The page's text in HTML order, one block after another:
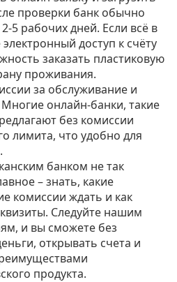
проверки банк обычно
рабочих дней. Если всё в
доступ к счёту
заказать пластиковую
проживания.
за обслуживание и
онлайн‑банки, такие
без комиссии
лимита, что удобно для
банком не так
– знать, какие
комиссии ждать и как
Следуйте нашим
и вы сможете без
открывать счета и
продукта.